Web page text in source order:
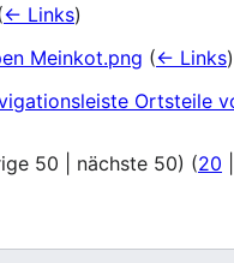
← Links)
Meinkot.png (← Links)
Ortsteile
50 nächste 50) (20